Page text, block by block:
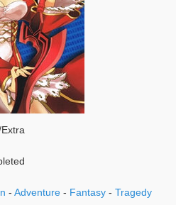
-Adventure - Fantasy -Tragedy